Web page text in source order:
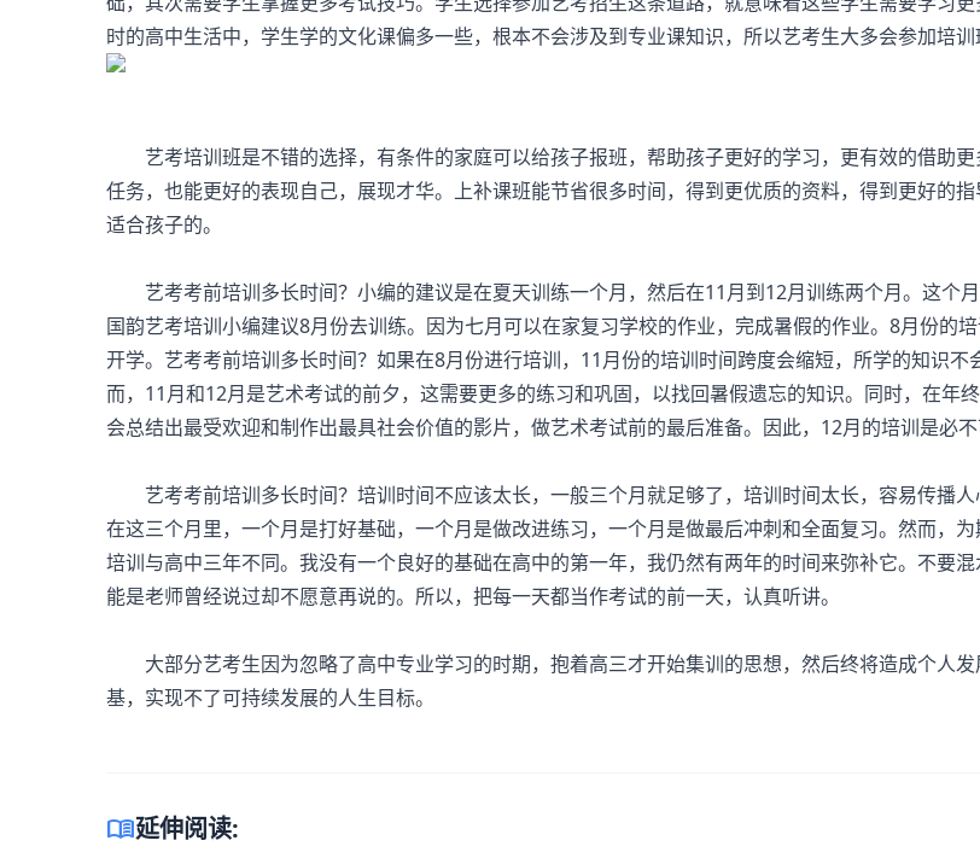
时的高中生活中，学生学的文化课偏多一些，根本不会涉及到专业课知识，所以艺考生大多会参加培训
艺考培训班是不错的选择，有条件的家庭可以给孩子报班，帮助孩子更好的学习，更有效的借助
任务，也能更好的表现自己，展现才华。上补课班能节省很多时间，得到更优质的资料，得到更好的
适合孩子的。
艺考考前培训多长时间？小编的建议是在夏天训练一个月，然后在11月到12月训练两个月。这个
国韵艺考培训小编建议8月份去训练。因为七月可以在家复习学校的作业，完成暑假的作业。8月份的
开学。艺考考前培训多长时间？如果在8月份进行培训，11月份的培训时间跨度会缩短，所学的知识不
而，11月和12月是艺术考试的前夕，这需要更多的练习和巩固，以找回暑假遗忘的知识。同时，在年
会总结出最受欢迎和制作出最具社会价值的影片，做艺术考试前的最后准备。因此，12月的培训是必不
艺考考前培训多长时间？培训时间不应该太长，一般三个月就足够了，培训时间太长，容易传播人
在这三个月里，一个月是打好基础，一个月是做改进练习，一个月是做最后冲刺和全面复习。然而，
培训与高中三年不同。我没有一个良好的基础在高中的第一年，我仍然有两年的时间来弥补它。不要
能是老师曾经说过却不愿意再说的。所以，把每一天都当作考试的前一天，认真听讲。
大部分艺考生因为忽略了高中专业学习的时期，抱着高三才开始集训的思想，然后终将造成个人发
基，实现不了可持续发展的人生目标。
menu_book延伸阅读: